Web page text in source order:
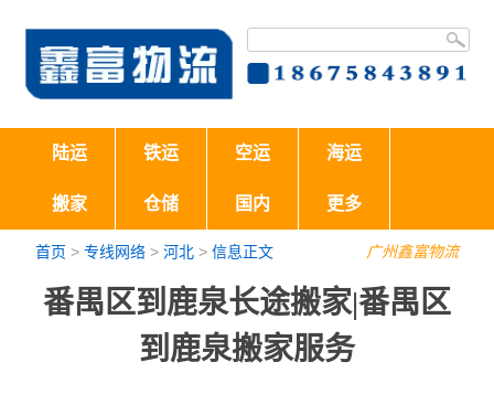
陆运 铁运 空运 海运
搬家 仓储 国内 更多
广州鑫富物流
首页 >专线网络 >河北 >信息正文
番禺区到鹿泉长途搬家|番禺区
到鹿泉搬家服务